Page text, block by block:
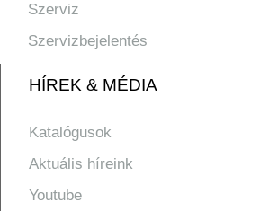
Szerviz
Szervizbejelentés
HÍREK & MÉDIA
Katalógusok
Aktuális híreink
Youtube